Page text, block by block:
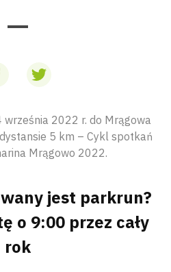
2022 r. do Mrągowa
5 km – Cykl spotkań
Mrągowo 2022.
jest parkrun?
o 9:00 przez cały
rok